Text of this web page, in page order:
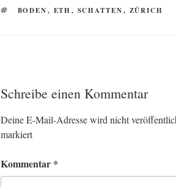
SCHLAGWÖRTER
BODEN, ETH, SCHATTEN, ZÜRICH
Schreibe einen Kommentar
Deine E-Mail-Adresse wird nicht
markiert
Kommentar *